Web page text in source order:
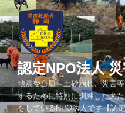
コ
ン
テ
ン
ツ
へ
ス
キ
認定NPO法人
地震や台風、土砂崩れ、災害
するために特別に訓練した犬
をしているNPO法人です【認